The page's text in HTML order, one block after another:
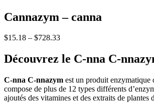
Cannazym – canna
$15.18 – $728.33
Découvrez le C-nna C-
C-nna C-nnazym est un produit enzymatique
compose de plus de 12 types différents
ajoutés des vitamines et des extraits de plantes